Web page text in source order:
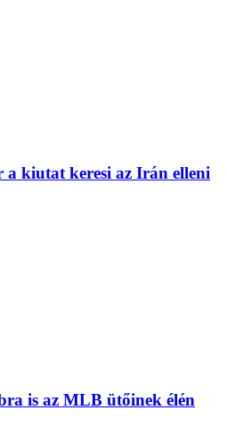
kiutat keresi az Irán elleni
is az MLB ütőinek élén